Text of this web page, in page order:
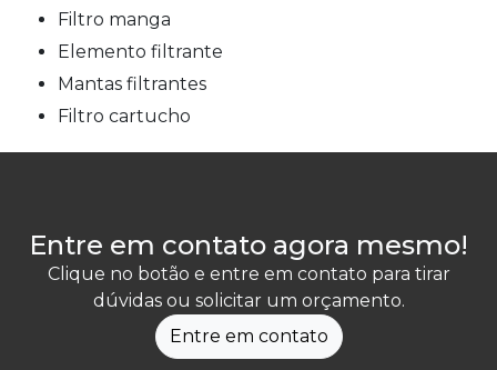
filtro manga
elemento filtrante
mantas filtrantes
filtro cartucho
Entre em contato agora mesmo!
Clique no botão e entre em contato para tirar
dúvidas ou solicitar um orçamento.
Entre em contato